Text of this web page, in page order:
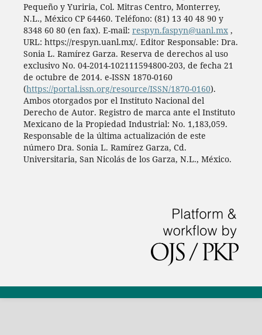
Pequeño y Yuriria, Col. Mitras Centro, Monterrey,
N.L., México CP 64460. Teléfono: (81) 13 40 48 90 y
8348 60 80 (en fax). E-mail: respyn.faspyn@uanl.mx,
URL: https://respyn.uanl.mx/. Editor Responsable: Dra.
Sonia L. Ramírez Garza. Reserva de derechos al uso
exclusivo No. 04-2014-102111594800-203, de fecha 21
de octubre de 2014. e-ISSN 1870-0160
(https://portal.issn.org/resource/ISSN/1870-0160).
Ambos otorgados por el Instituto Nacional del
Derecho de Autor. Registro de marca ante el Instituto
Mexicano de la Propiedad Industrial: No. 1,183,059.
Responsable de la última actualización de este
número Dra. Sonia L. Ramírez Garza, Cd.
Universitaria, San Nicolás de los Garza, N.L., México.